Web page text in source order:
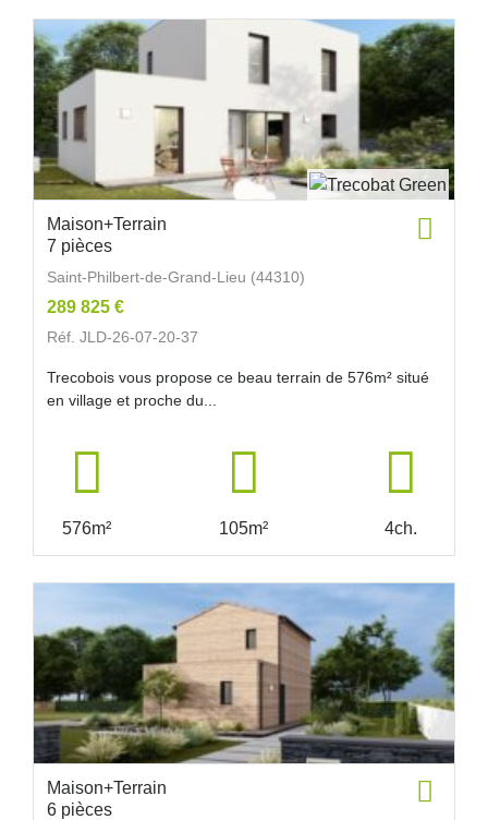
Maison+Terrain
7 pièces
Saint-Philbert-de-Grand-Lieu (44310)
289 825 €
Réf. JLD-26-07-20-37
Trecobois vous propose ce beau terrain de 576m² situé
en village et proche du...
576m² 105m² 4ch.
Maison+Terrain
6 pièces